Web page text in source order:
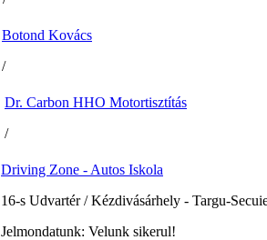
Botond Kovács
/
Dr. Carbon HHO Motortisztítás
/
Driving Zone - Autos Iskola
16-s Udvartér / Kézdivásárhely - Targu-
Jelmondatunk: Velunk sikerul!